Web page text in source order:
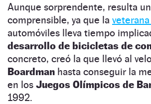
Aunque sorprendente, resulta
comprensible, ya que la
automóviles lleva tiempo
desarrollo de bicicletas de
concreto, creó la que llevó al
Boardman hasta conseguir la
en los Juegos Olímpicos de
1992.